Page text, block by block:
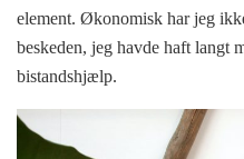
element. Økonomisk har jeg
beskeden, jeg havde haft langt
bistandshjælp.